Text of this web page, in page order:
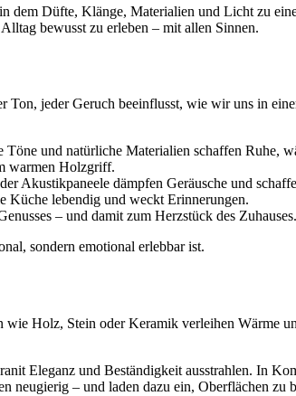
dem Düfte, Klänge, Materialien und Licht zu
bewusst zu erleben – mit allen Sinnen.
jeder Geruch beeinflusst, wie wir uns in
und natürliche Materialien schaffen Ruhe,
warmen Holzgriff.
Akustikpaneele dämpfen Geräusche und
Küche lebendig und weckt Erinnerungen.
– und damit zum Herzstück des Zuhauses.
sondern emotional erlebbar ist.
Holz, Stein oder Keramik verleihen Wärme
Eleganz und Beständigkeit ausstrahlen. In
neugierig – und laden dazu ein, Oberflächen zu